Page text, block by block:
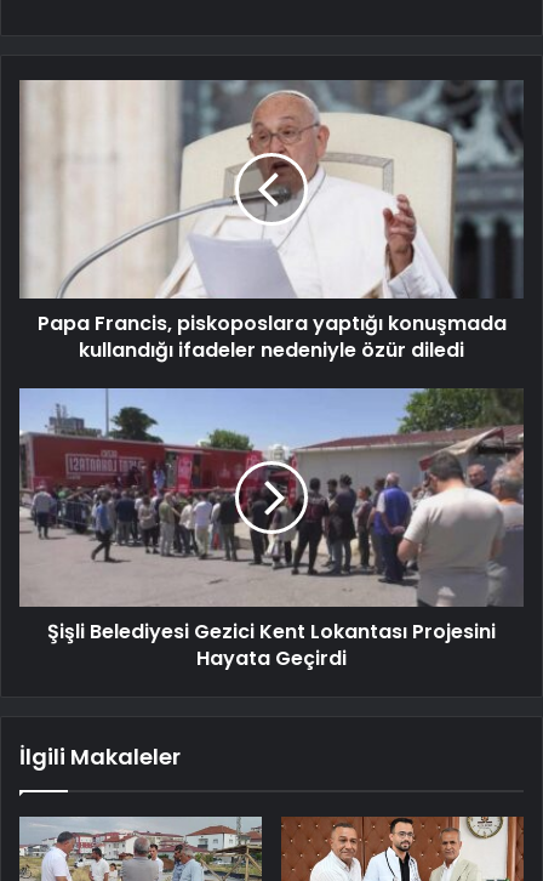
Papa Francis, piskoposlara yaptığı konuşmada
kullandığı ifadeler nedeniyle özür diledi
Şişli Belediyesi Gezici Kent Lokantası Projesini
Hayata Geçirdi
İlgili Makaleler